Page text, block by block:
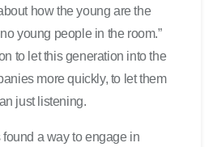
how the young are the
young people in the room.”
to let this generation into the
more quickly, to let them
just listening.
a way to engage in